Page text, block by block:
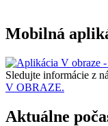
Mobilná
Sledujte informácie z
V OBRAZE.
Aktuálne